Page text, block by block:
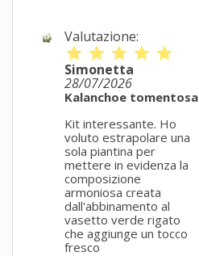
Valutazione:
star star star star star
Simonetta
28/07/2026
Kalanchoe tomentosa
Kit interessante. Ho
voluto estrapolare una
sola piantina per
mettere in evidenza la
composizione
armoniosa creata
dall'abbinamento al
vasetto verde rigato
che aggiunge un tocco
fresco